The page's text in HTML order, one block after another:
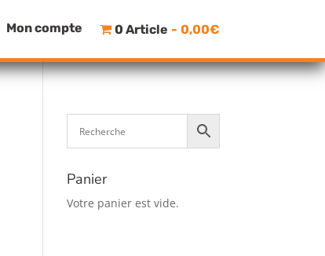
Mon compte 0 Article 0,00€
Panier
Votre panier est vide.